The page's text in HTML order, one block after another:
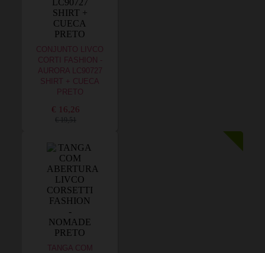
CONJUNTO LIVCO
CORTI FASHION -
AURORA LC90727
SHIRT + CUECA
PRETO
€ 16,26
€ 19,51
TANGA COM